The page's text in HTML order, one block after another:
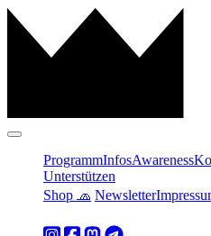
ProgrammInfosAwareness
Unterstützen
Shop 🧢 Newsletter